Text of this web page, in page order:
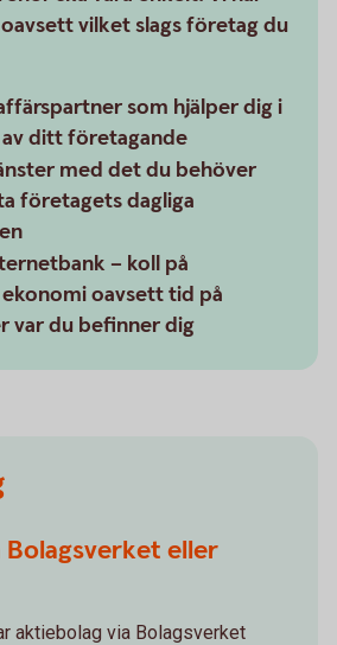
vilket slags företag du
som hjälper dig i
ditt företagande
med det du behöver
företagets dagliga
– koll på
oavsett tid på
var du befinner dig
Bolagsverket eller
aktiebolag via Bolagsverket